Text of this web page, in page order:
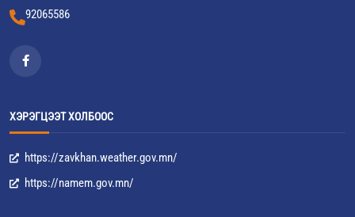
92065586
ХЭРЭГЦЭЭТ ХОЛБООС
https://zavkhan.weather.gov.mn/
https://namem.gov.mn/